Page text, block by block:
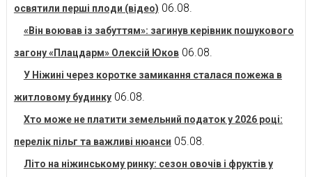
освятили перші плоди (відео) 06.08.
«Він воював із забуттям»: загинув керівник пошукового
загону «Плацдарм» Олексій Юков 06.08.
У Ніжині через коротке замикання сталася пожежа в
житловому будинку 06.08.
Хто може не платити земельний податок у 2026 році:
перелік пільг та важливі нюанси 05.08.
Літо на ніжинському ринку: сезон овочів і фруктів у